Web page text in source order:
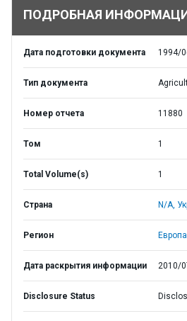
ПОДРОБНАЯ
Дата подготовки документа 1994/
Тип документа
Номер отчета 11880
Том 1
Total Volume(s) 1
Страна N/A,
Регион
Дата раскрытия информации 2010/
Disclosure Status